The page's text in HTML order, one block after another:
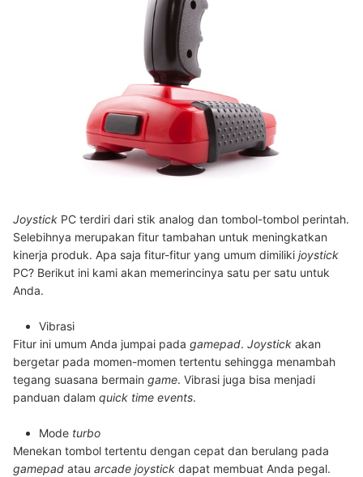
Joystick PC terdiri dari stik analog dan tombol-tombol perintah.
Selebihnya merupakan fitur tambahan untuk meningkatkan
kinerja produk. Apa saja fitur-fitur yang umum dimiliki joystick
PC? Berikut ini kami akan memerincinya satu per satu untuk
Anda.
Vibrasi
Fitur ini umum Anda jumpai pada gamepad. Joystick akan
bergetar pada momen-momen tertentu sehingga menambah
tegang suasana bermain game. Vibrasi juga bisa menjadi
panduan dalam quick time events.
Mode turbo
Menekan tombol tertentu dengan cepat dan berulang pada
gamepad atau arcade joystick dapat membuat Anda pegal.